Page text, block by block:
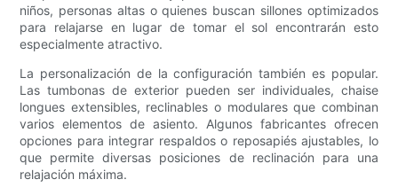
niños, personas altas o quienes buscan sillones optimizados
para relajarse en lugar de tomar el sol encontrarán esto
especialmente atractivo.
La personalización de la configuración también es popular.
Las tumbonas de exterior pueden ser individuales, chaise
longues extensibles, reclinables o modulares que combinan
varios elementos de asiento. Algunos fabricantes ofrecen
opciones para integrar respaldos o reposapiés ajustables, lo
que permite diversas posiciones de reclinación para una
relajación máxima.